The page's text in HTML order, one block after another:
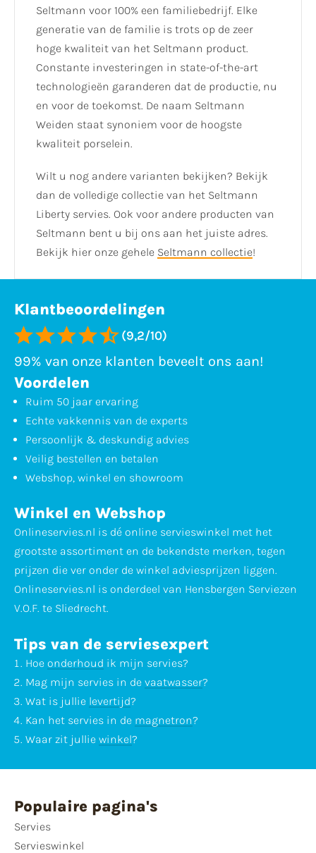
Seltmann voor 100% een familiebedrijf. Elke
generatie van de familie is trots op de zeer
hoge kwaliteit van het Seltmann product.
Constante investeringen in state-of-the-art
technologieën garanderen dat de productie, nu
en voor de toekomst. De naam Seltmann
Weiden staat synoniem voor de hoogste
kwaliteit porselein.
Wilt u nog andere varianten bekijken? Bekijk
dan de volledige collectie van het Seltmann
Liberty servies. Ook voor andere producten van
Seltmann bent u bij ons aan het juiste adres.
Bekijk hier onze gehele Seltmann collectie!
Klantbeoordelingen
(9,2/10)
99% van onze klanten beveelt ons aan!
Voordelen
Ruim 50 jaar ervaring
Echte vakkennis van de experts
Persoonlijk & deskundig advies
Veilig bestellen en betalen
Webshop, winkel en showroom
Winkel en Webshop
Onlineservies.nl is dé online servieswinkel met het
grootste assortiment en de bekendste merken, tegen
prijzen die ver onder de winkel adviesprijzen liggen.
Onlineservies.nl is onderdeel van Hensbergen Serviezen
V.O.F. te Sliedrecht.
Tips van de serviesexpert
Hoe onderhoud ik mijn servies?
Mag mijn servies in de vaatwasser?
Wat is jullie levertijd?
Kan het servies in de magnetron?
Waar zit jullie winkel?
Populaire pagina's
Servies
Servieswinkel